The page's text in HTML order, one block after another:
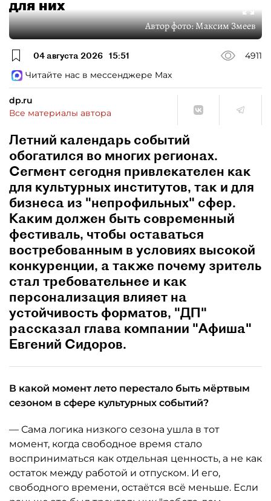
для них
Автор фото:Максим Змеев
04 августа 2026 15:51
4911
Читайте нас в мессенджере Max
dp.ru
Все материалы автора
Летний календарь событий
обогатился во многих регионах.
Сегмент сегодня привлекателен как
для культурных институтов, так и для
бизнеса из "непрофильных" сфер.
Каким должен быть современный
фестиваль, чтобы оставаться
востребованным в условиях высокой
конкуренции, а также почему зритель
стал требовательнее и как
персонализация влияет на
устойчивость форматов, "ДП"
рассказал глава компании "Афиша"
Евгений Сидоров.
В какой момент лето перестало быть мёртвым
сезоном в сфере культурных событий?
— Сама логика низкого сезона ушла в тот
момент, когда свободное время стало
восприниматься как отдельная ценность, а не как
остаток между работой и отпуском. И его,
свободного времени, остаётся всё меньше. Если